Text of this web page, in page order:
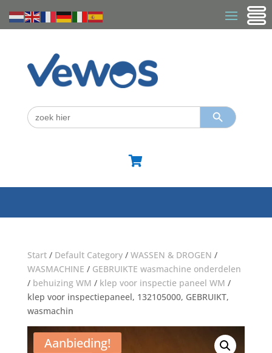
Zoek
naar:
Zoekknop

Start/ Default Category/ WASSEN & DROGEN /
WASMACHINE / GEBRUIKTE wasmachine onderdelen
/ behuizing WM / klep voor inspectie paneel WM /
klep voor inspectiepaneel, 132105000, GEBRUIKT,
wasmachin
Aanbieding!